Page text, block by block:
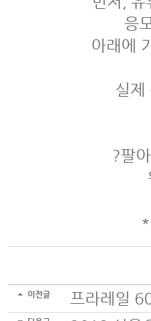
응
아래에
실제
?팔
이전글 프라레일